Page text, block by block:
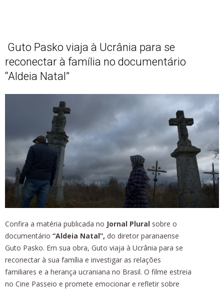
Guto Pasko viaja à Ucrânia para se
reconectar à família no documentário
“Aldeia Natal”
Confira a matéria publicada no Jornal Plural sobre o
documentário “Aldeia Natal”, do diretor paranaense
Guto Pasko. Em sua obra, Guto viaja à Ucrânia para se
reconectar à sua família e investigar as relações
familiares e a herança ucraniana no Brasil. O filme estreia
no Cine Passeio e promete emocionar e refletir sobre